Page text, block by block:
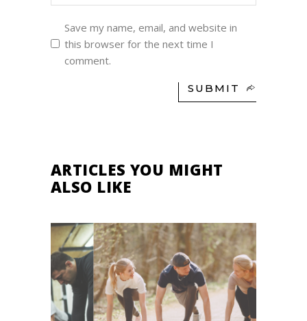
Save my name, email, and website in
this browser for the next time I
comment.
SUBMIT
ARTICLES YOU MIGHT
ALSO LIKE